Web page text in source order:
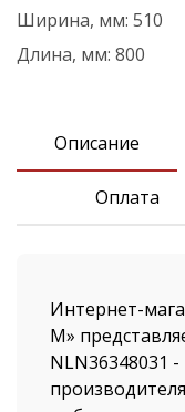
Ширина, мм: 510
Длина, мм: 800
Описание
Оплата
Интернет-
М»
NLN36348031